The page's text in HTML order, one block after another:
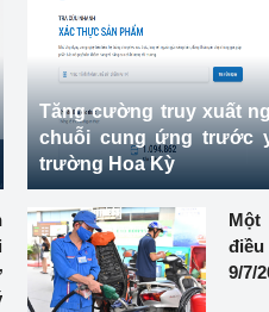
Tăng cường truy xuất
chuỗi cung ứng trước
trường Hoa Kỳ
điều
9/7/